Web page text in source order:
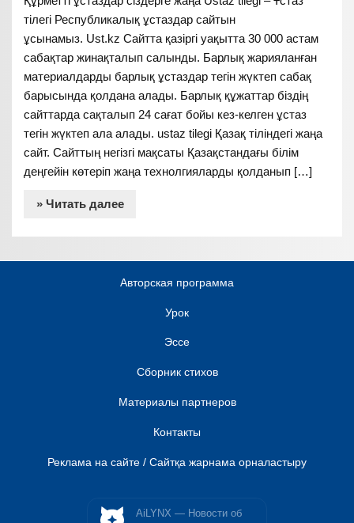
тілегі Республикалық ұстаздар сайтын
ұсынамыз. Ust.kz Сайтта қазіргі уақытта 30 000 астам
сабақтар жинақталып салынды. Барлық жарияланған
материалдарды барлық ұстаздар тегін жүктеп сабақ
барысында қолдана алады. Барлық құжаттар біздің
сайттарда сақталып 24 сағат бойы кез-келген ұстаз
тегін жүктеп ала алады. ustaz tilegi Қазақ тіліндегі жаңа
сайт. Сайттың негізгі мақсаты Қазақстандағы білім
деңгейін көтеріп жаңа технолгияларды қолданып […]
» Читать далее
Авторская программа
Урок
Эссе
Сборник стихов
Материалы партнеров
Контакты
Реклама на сайте / Сайтқа жарнама орналастыру
AiLYNX — Новости об